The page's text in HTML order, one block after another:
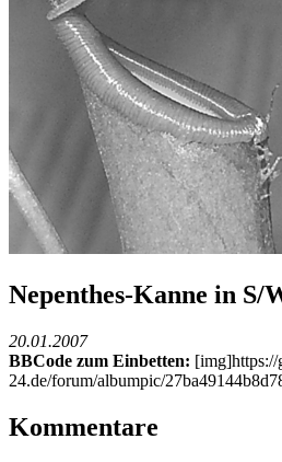
Nepenthes-Kanne in S/
20.01.2007
BBCode zum Einbetten: [img]https://
24.de/forum/albumpic/
Kommentare